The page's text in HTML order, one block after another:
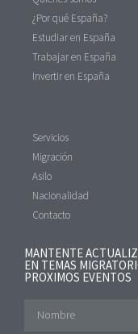
¿Por qué España?
Estudiar en España
Trabajar en España
Invertir en España
Servicios
Migración
Asilo
Nacionalidad
Contacto
MANTENTE
EN TEMAS
PROXIMOS EVENTOS